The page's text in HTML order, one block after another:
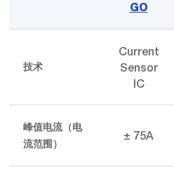
GO
技术
Current
Sensor
IC
峰值电流（电
流范围）
± 75A